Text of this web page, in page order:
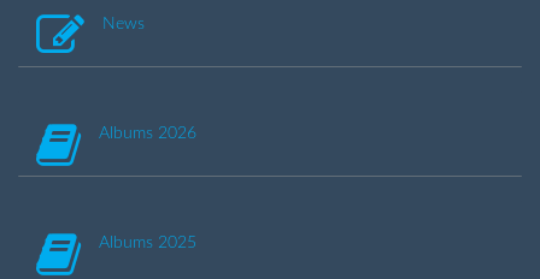
News
Albums 2026
Albums 2025